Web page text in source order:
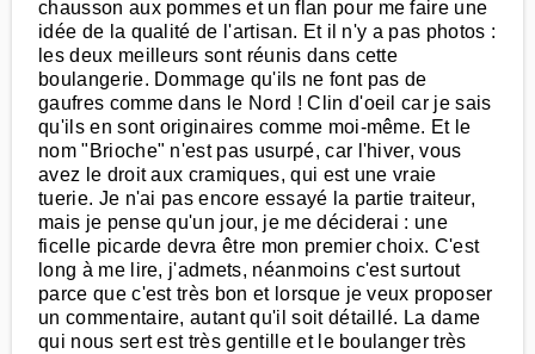
chausson aux pommes et un flan pour me faire une
idée de la qualité de l'artisan. Et il n'y a pas photos :
les deux meilleurs sont réunis dans cette
boulangerie. Dommage qu'ils ne font pas de
gaufres comme dans le Nord ! Clin d'oeil car je sais
qu'ils en sont originaires comme moi-même. Et le
nom "Brioche" n'est pas usurpé, car l'hiver, vous
avez le droit aux cramiques, qui est une vraie
tuerie. Je n'ai pas encore essayé la partie traiteur,
mais je pense qu'un jour, je me déciderai : une
ficelle picarde devra être mon premier choix. C'est
long à me lire, j'admets, néanmoins c'est surtout
parce que c'est très bon et lorsque je veux proposer
un commentaire, autant qu'il soit détaillé. La dame
qui nous sert est très gentille et le boulanger très